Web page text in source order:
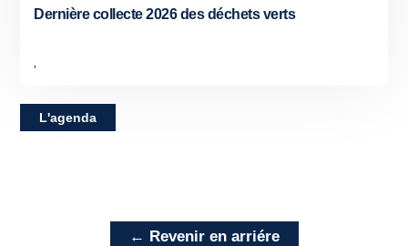
Dernière collecte 2026 des déchets verts
,
L'agenda
← Revenir en arriére